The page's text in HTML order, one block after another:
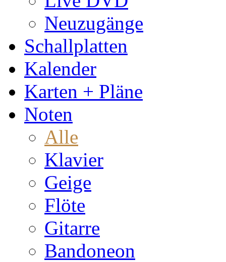
Neuzugänge
Schallplatten
Kalender
Karten + Pläne
Noten
Alle
Klavier
Geige
Flöte
Gitarre
Bandoneon